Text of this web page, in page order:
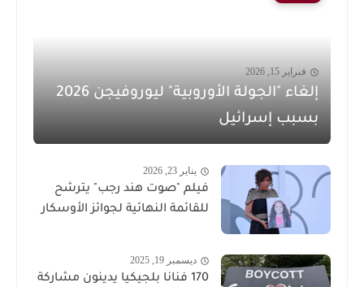
فبراير 15, 2026
إلغاء "الجولة الأوروبية" ليوروفيجن 2026
بسبب إسرائيل
يناير 23, 2026
فيلم "صوت هند رجب" يترشح
للقائمة النهائية لجوائز الأوسكار
ديسمبر 19, 2025
170 فنانا بلجيكيا يدينون مشاركة